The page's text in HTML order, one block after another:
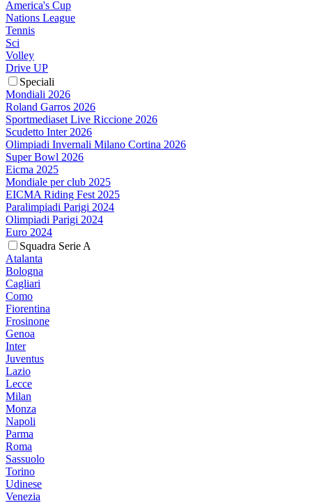
America's Cup
Nations League
Tennis
Sci
Volley
Drive UP
Speciali
Mondiali 2026
Roland Garros 2026
Sportmediaset Live Riccione 2026
Scudetto Inter 2026
Olimpiadi Invernali Milano Cortina 2026
Super Bowl 2026
Eicma 2025
Mondiale per club 2025
EICMA Riding Fest 2025
Paralimpiadi Parigi 2024
Olimpiadi Parigi 2024
Euro 2024
Squadra Serie A
Atalanta
Bologna
Cagliari
Como
Fiorentina
Frosinone
Genoa
Inter
Juventus
Lazio
Lecce
Milan
Monza
Napoli
Parma
Roma
Sassuolo
Torino
Udinese
Venezia